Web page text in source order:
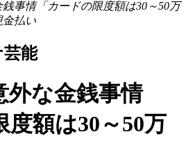
事情「カードの限度額は30～50万
金払い
芸能
外な金銭事情
度額は30～50万